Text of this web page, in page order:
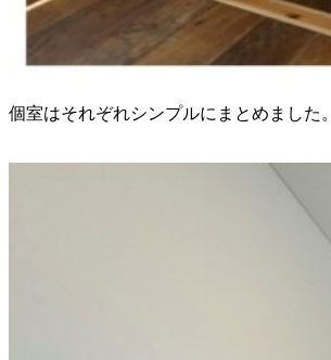
個室はそれぞれシンプルにまとめました。